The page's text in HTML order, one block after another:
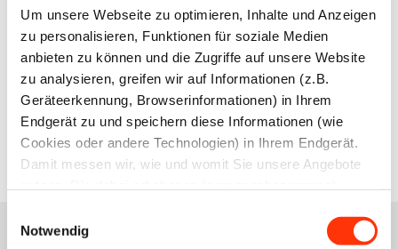
Um unsere Webseite zu optimieren, Inhalte und Anzeigen
zu personalisieren, Funktionen für soziale Medien
anbieten zu können und die Zugriffe auf unsere Website
zu analysieren, greifen wir auf Informationen (z.B.
Geräteerkennung, Browserinformationen) in Ihrem
Endgerät zu und speichern diese Informationen (wie
Cookies oder andere Technologien) in Ihrem Endgerät.
Damit messen wir, wie und womit Sie unsere Angebote
Werbung und Analysen weiter. Ihre Daten können mit
Notwendig
Leiterin der Geschäftsstelle Nürnberg
Zur Übersicht